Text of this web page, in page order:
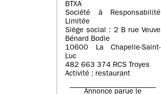
BTXA
Société à Responsabilité
Limitée
Siège social : 2 B rue Veuve
Bénard Bodie
10600 La Chapelle-Saint-
Luc
482 663 374 RCS Troyes
Activité : restaurant
Annonce parue le